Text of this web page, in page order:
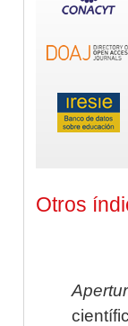
Otros